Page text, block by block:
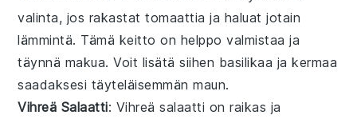
valinta, jos rakastattomaattia ja haluat jotain
lämmintä. Tämä keitto on helppo valmistaa ja
täynnä makua. Voit lisätä siihen basilikaa jakermaa
saadaksesi täyteläisemmän maun.
Vihreä Salaatti: Vihreä salaatti on raikas ja